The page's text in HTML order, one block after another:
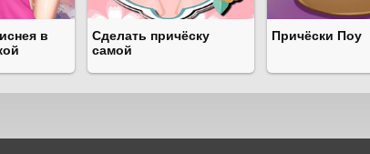
в
Сделать причёску
самой
Причёски Поу